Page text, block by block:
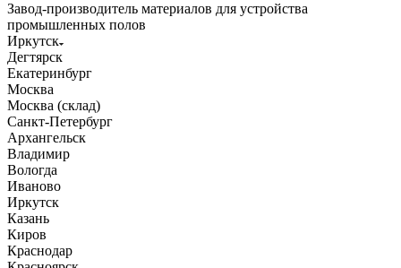
Завод-производитель материалов для устройства
промышленных полов
Иркутск
Дегтярск
Екатеринбург
Москва
Москва (склад)
Санкт-Петербург
Архангельск
Владимир
Вологда
Иваново
Иркутск
Казань
Киров
Краснодар